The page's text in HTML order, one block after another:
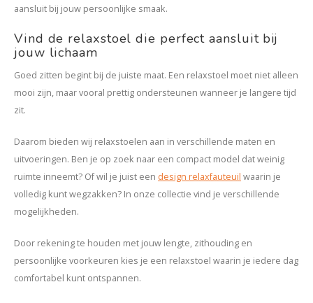
aansluit bij jouw persoonlijke smaak.
Vind de relaxstoel die perfect aansluit bij
jouw lichaam
Goed zitten begint bij de juiste maat. Een relaxstoel moet niet alleen
mooi zijn, maar vooral prettig ondersteunen wanneer je langere tijd
zit.
Daarom bieden wij relaxstoelen aan in verschillende maten en
uitvoeringen. Ben je op zoek naar een compact model dat weinig
ruimte inneemt? Of wil je juist een design relaxfauteuil waarin je
volledig kunt wegzakken? In onze collectie vind je verschillende
mogelijkheden.
Door rekening te houden met jouw lengte, zithouding en
persoonlijke voorkeuren kies je een relaxstoel waarin je iedere dag
comfortabel kunt ontspannen.